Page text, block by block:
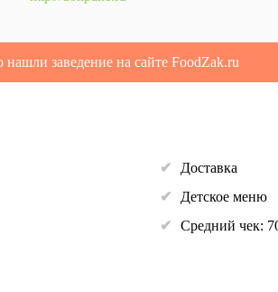
нашли заведение на сайте FoodZak.ru
Доставка
Детское меню
Средний чек: